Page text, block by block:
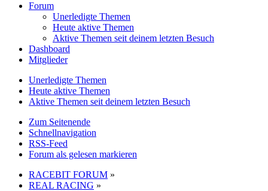
Forum
Unerledigte Themen
Heute aktive Themen
Aktive Themen seit deinem letzten Besuch
Dashboard
Mitglieder
Unerledigte Themen
Heute aktive Themen
Aktive Themen seit deinem letzten Besuch
Zum Seitenende
Schnellnavigation
RSS-Feed
Forum als gelesen markieren
RACEBIT FORUM »
REAL RACING »